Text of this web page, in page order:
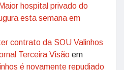
Maior hospital privado do
esta semana em
contrato da SOU Valinhos
Terceira Visão em
é novamente repudiado